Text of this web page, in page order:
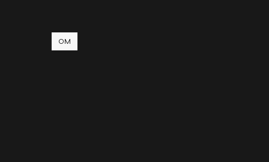
OM